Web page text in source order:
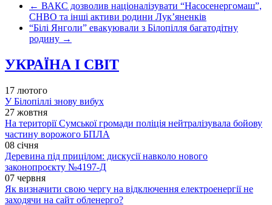
← ВАКС дозволив націоналізувати “Насосенергомаш”,
СНВО та інші активи родини Лук’яненків
“Білі Янголи” евакуювали з Білопілля багатодітну
родину →
УКРАЇНА І СВІТ
17 лютого
У Білопіллі знову вибух
27 жовтня
На території Сумської громади поліція нейтралізувала бойову
частину ворожого БПЛА
08 січня
Деревина під прицілом: дискусії навколо нового
законопроєкту №4197-Д
07 червня
Як визначити свою чергу на відключення електроенергії не
заходячи на сайт обленерго?